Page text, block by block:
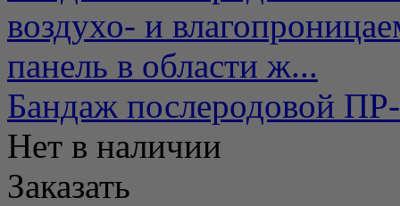
воздухо- и
панель в области ж...
Бандаж послеродовой
Нет в наличии
Заказать